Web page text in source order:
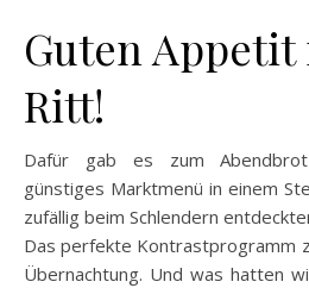
Guten Appetit
Ritt!
Dafür gab es zum
günstiges Marktmenü in einem
zufällig beim Schlendern
Das perfekte Kontrastprogramm
Übernachtung. Und was hatten